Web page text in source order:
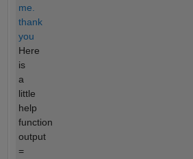
me.
thank
you
Here
is
a
little
help
function
output
=